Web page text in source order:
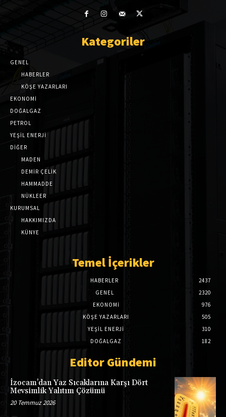
Kategoriler
GENEL
HABERLER
KÖŞE YAZARLARI
EKONOMİ
DOĞALGAZ
PETROL
YEŞİL ENERJİ
DİĞER
MADEN
DEMİR ÇELİK
HAMMADDE
NÜKLEER
KURUMSAL
HAKKIMIZDA
KÜNYE
Temel İçerikler
HABERLER
2437
GENEL
2320
EKONOMI
976
KÖŞE YAZARLARI
505
YEŞİL ENERJİ
310
DOĞALGAZ
182
Editor Gündemi
İzocam’dan Yaz Sıcaklarına Karşı Dört
Mevsimlik Yalıtım Çözümü
20 Temmuz 2026